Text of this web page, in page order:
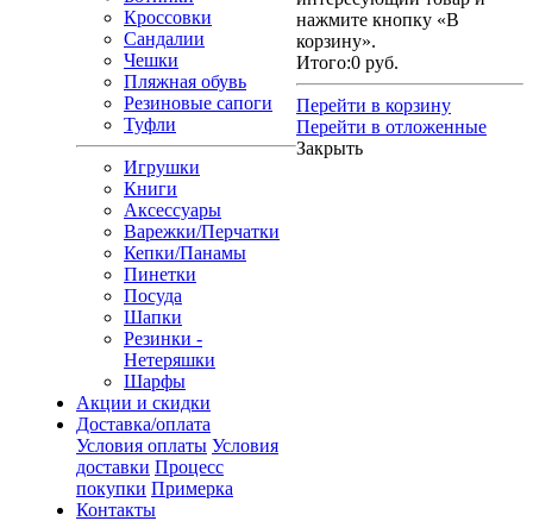
Кроссовки
Сандалии
Чешки
Пляжная обувь
Резиновые сапоги
Туфли
Игрушки
Книги
Аксессуары
Варежки/Перчатки
Кепки/Панамы
Пинетки
Посуда
Шапки
Резинки -
Нетеряшки
Шарфы
Акции и скидки
Доставка/оплата
Условия оплаты Условия
доставки Процесс
покупки Примерка
Контакты
нажмите кнопку «В
корзину».
Итого:0 руб.
Перейти в корзину
Перейти в отложенные
Закрыть